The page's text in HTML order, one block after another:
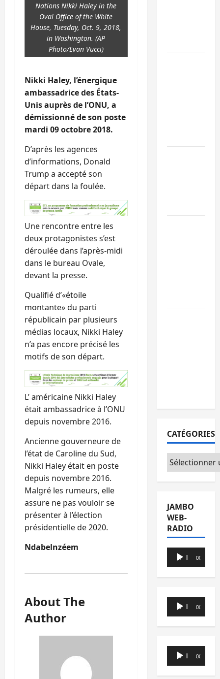
Nations Nikki Haley in the
Oval Office of the White
House, Tuesday, Oct. 9, 2018,
in Washington. (AP
Photo/Evan Vucci)
Nikki Haley, l’énergique
ambassadrice des États-
Unis auprès de l’ONU, a
démissionné de son poste
mardi 09 octobre 2018.
D’après les agences
d’informations, Donald
Trump a accepté son
départ dans la foulée.
Une rencontre entre les
deux protagonistes s’est
déroulée dans l’après-midi
dans le bureau Ovale,
devant la presse.
Qualifié d’«étoile
montante» du parti
républicain par plusieurs
médias locaux, Nikki Haley
n’a pas encore précisé les
motifs de son départ.
L’ américaine Nikki Haley
était ambassadrice à l’ONU
depuis novembre 2016.
Ancienne gouverneure de
l’état de Caroline du Sud,
Nikki Haley était en poste
depuis novembre 2016.
Malgré les rumeurs, elle
assure ne pas vouloir se
présenter à l’élection
présidentielle de 2020.
Ndabelnzéem
About The
Author
CATÉGORIES
Catégories
JAMBO
WEB-
RADIO
Lecteur
audio
00:00 00:00
Lecteur
audio
00:00 00:00
Lecteur
audio
00:00 00:00